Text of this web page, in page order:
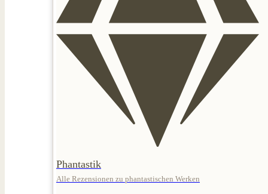
Phantastik
Alle Rezensionen zu phantastischen Werken